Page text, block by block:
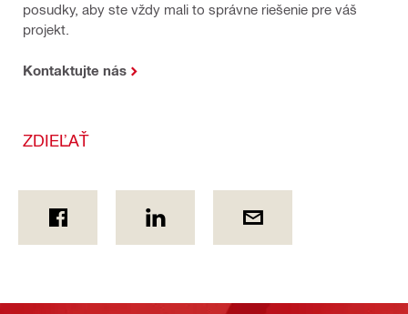
posudky, aby ste vždy mali to správne riešenie pre váš
projekt.
Kontaktujte nás
ZDIEĽAŤ